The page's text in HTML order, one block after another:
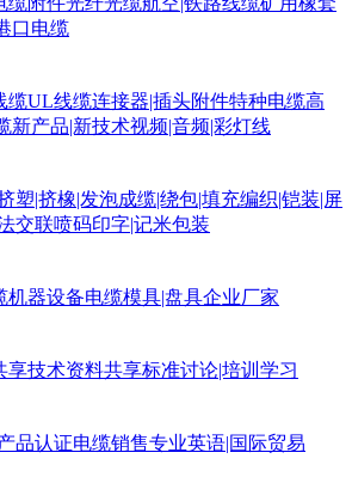
口电缆
缆UL线缆连接器|插头附件特种电缆高
新产品|新技术视频|音频|彩灯线
塑|挤橡|发泡成缆|绕包|填充编织|铠装|屏
交联喷码印字|记米包装
机器设备电缆模具|盘具企业厂家
享技术资料共享标准讨论|培训学习
品认证电缆销售专业英语|国际贸易